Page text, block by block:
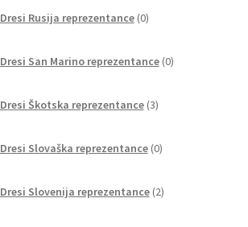
Dresi Rusija reprezentance 0izdelkov
Dresi San Marino reprezentance 0izdelkov
Dresi Škotska reprezentance 3izdelki
Dresi Slovaška reprezentance 0izdelkov
Dresi Slovenija reprezentance 2izdelka